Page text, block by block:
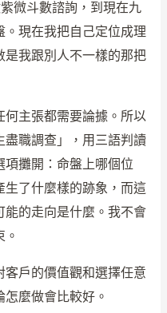
微斗數諮詢，到現在九
。現在我把自己定位成理
我跟別人不一樣的那把
何主張都需要論據。所以
職調查」，用三語判讀
項攤開：命盤上哪個位
生了什麼樣的跡象，而這
的走向是什麼。我不會
客戶的價值觀和選擇任意
麼做會比較好。